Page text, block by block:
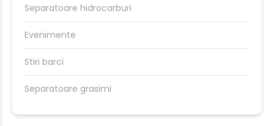
Separatoare hidrocarburi
Evenimente
Stiri barci
Separatoare grasimi